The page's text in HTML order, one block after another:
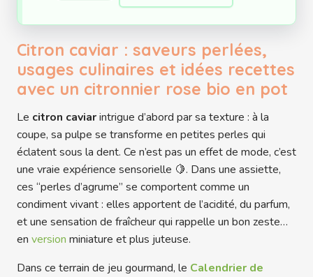
Citron caviar : saveurs perlées,
usages culinaires et idées recettes
avec un citronnier rose bio en pot
Le citron caviarintrigue d’abord par sa texture : à la
coupe, sa pulpe se transforme en petites perles qui
éclatent sous la dent. Ce n’est pas un effet de mode, c’est
une vraie expérience sensorielle 🍋. Dans une assiette,
ces “perles d’agrume” se comportent comme un
condiment vivant : elles apportent de l’acidité, du parfum,
et une sensation de fraîcheur qui rappelle un bon zeste…
en version miniature et plus juteuse.
Dans ce terrain de jeu gourmand, le Calendrier de